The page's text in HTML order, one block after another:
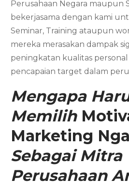
Perusahaan Negara maupun
bekerjasama dengan kami
Seminar, Training ataupun
mereka merasakan dampak
peningkatan kualitas
pencapaian target dalam
Mengapa
Memilih
Marketing
Sebagai Mitra
Perusahaan